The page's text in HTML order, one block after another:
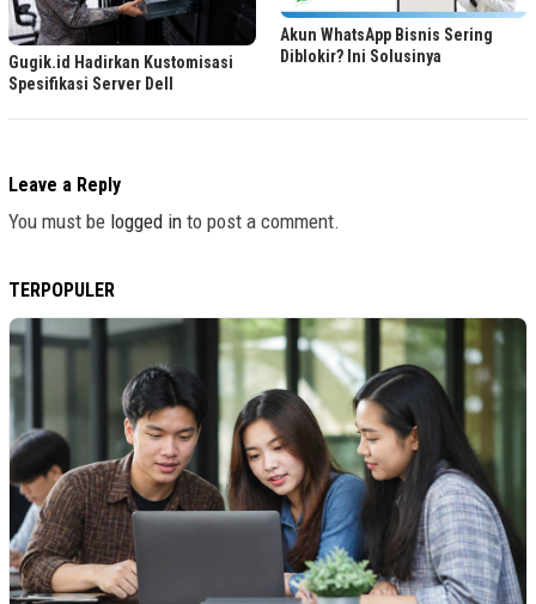
Gugik.id Hadirkan Kustomisasi
Spesifikasi Server Dell
Akun WhatsApp Bisnis Sering
Diblokir? Ini Solusinya
Leave a Reply
You must be logged in to post a comment.
TERPOPULER